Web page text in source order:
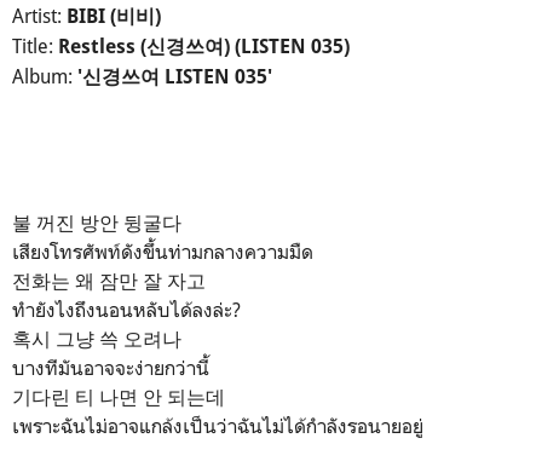
Artist: BIBI (비비)
Title: Restless (신경쓰여) (LISTEN 035)
Album: '신경쓰여 LISTEN 035'
불 꺼진 방안 뒹굴다
เสียงโทรศัพท์ดังขึ้นท่ามกลางความมืด
전화는 왜 잠만 잘 자고
ทำยังไงถึงนอนหลับได้ลงล่ะ?
혹시 그냥 쓱 오려나
บางทีมันอาจจะง่ายกว่านี้
기다린 티 나면 안 되는데
เพราะฉันไม่อาจแกล้งเป็นว่าฉันไม่ได้กำลังรอนายอยู่